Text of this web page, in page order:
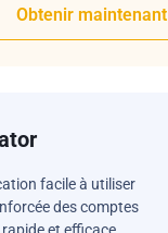
Obtenir maintenant
facile à utiliser
des comptes
et efficace